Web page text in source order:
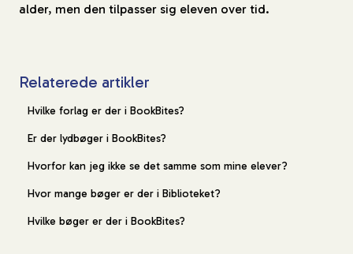
alder, men den tilpasser sig eleven over tid.
Relaterede artikler
Hvilke forlag er der i BookBites?
Er der lydbøger i BookBites?
Hvorfor kan jeg ikke se det samme som mine elever?
Hvor mange bøger er der i Biblioteket?
Hvilke bøger er der i BookBites?